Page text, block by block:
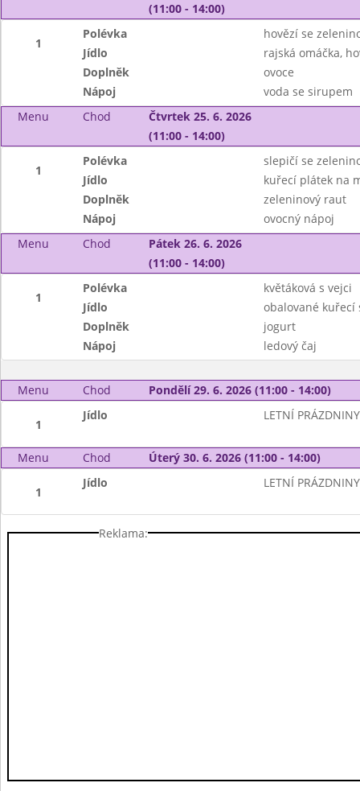
(11:00 - 14:00)
1
Polévka
hovězí se
Jídlo
rajská omáčka,
Doplněk
ovoce
Nápoj
voda se sirupem
Menu
Chod
Čtvrtek 25. 6. 2026
(11:00 - 14:00)
1
Polévka
slepičí se
Jídlo
kuřecí plátek na
Doplněk
zeleninový raut
Nápoj
ovocný nápoj
Menu
Chod
Pátek 26. 6. 2026
(11:00 - 14:00)
1
Polévka
květáková s vejci
Jídlo
obalované kuřecí
Doplněk
jogurt
Nápoj
ledový čaj
Menu Chod Pondělí 29. 6. 2026 (11:00 - 14:00)
1
Jídlo LETNÍ PRÁZDNINY
Menu Chod Úterý 30. 6. 2026 (11:00 - 14:00)
1
Jídlo LETNÍ PRÁZDNINY
Reklama: